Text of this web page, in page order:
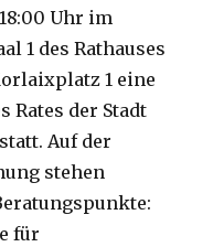
Uhr im
1 des Rathauses
1 eine
Rates der Stadt
Auf der
stehen
für